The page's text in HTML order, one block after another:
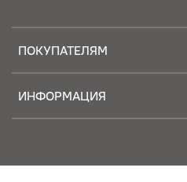
ПОКУПАТЕЛЯМ
ИНФОРМАЦИЯ